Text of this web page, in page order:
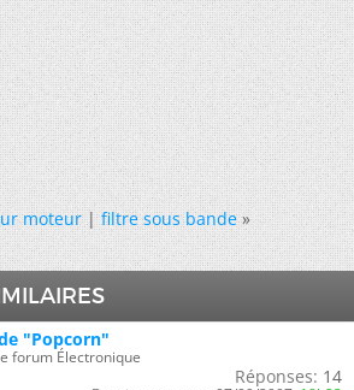
moteur|filtre sous bande »
"Popcorn"
forum Électronique
Réponses: 14